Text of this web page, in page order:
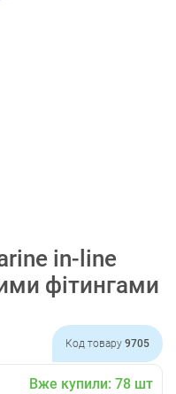
in-line
фітингами
Код товару 9705
Вже купили: 78 шт